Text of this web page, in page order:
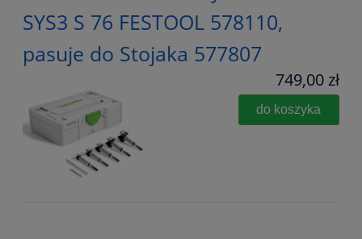
SYS3 S 76 FESTOOL 578110,
pasuje do Stojaka 577807
749,00 zł
do koszyka